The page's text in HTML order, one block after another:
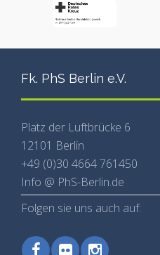
Fk. PhS Berlin e.V.
Platz der Luftbrücke 6
12101 Berlin
+49 (0)30 4664 761450
Info @ PhS-Berlin.de
Folgen sie uns auch auf: